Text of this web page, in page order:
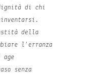
di chi
della
l'erranza
age
senza